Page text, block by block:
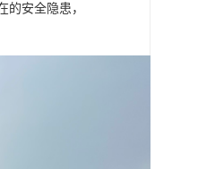
安全隐患，